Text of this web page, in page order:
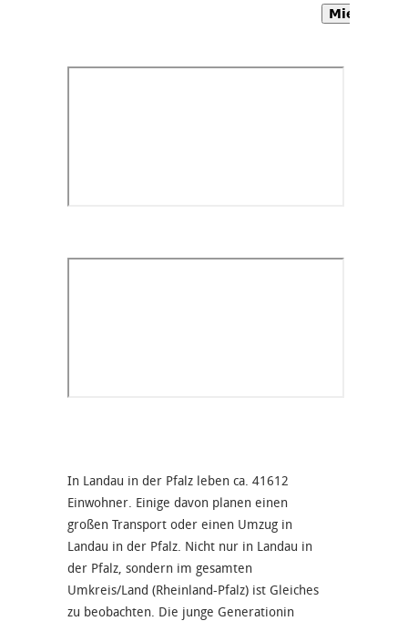
In Landau in der Pfalz leben ca. 41612
Einwohner. Einige davon planen einen
großen Transport oder einen Umzug in
Landau in der Pfalz. Nicht nur in Landau in
der Pfalz, sondern im gesamten
Umkreis/Land (Rheinland-Pfalz) ist Gleiches
zu beobachten. Die junge Generationin